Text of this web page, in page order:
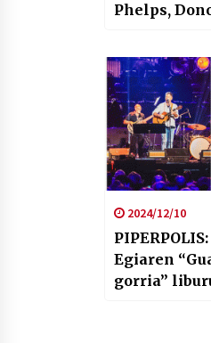
Phelps,
Earleren
2024/12/10
PIPERPOLIS: Lutxo
Egiaren
gorria”